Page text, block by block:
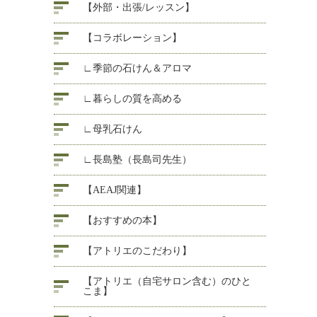
【外部・出張/レッスン】
【コラボレーション】
∟季節の石けん＆アロマ
∟暮らしの質を高める
∟母乳石けん
∟長島塾（長島司先生）
【AEAJ関連】
【おすすめの本】
【アトリエのこだわり】
【アトリエ（自宅サロン含む）のひと
こま】